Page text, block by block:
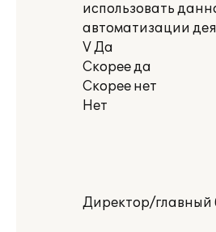
использовать
автоматизации
V Да
Скорее да
Скорее нет
Нет
Директор/главный